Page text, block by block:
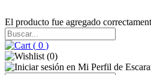
El producto fue agregado
( 0 )
(0)